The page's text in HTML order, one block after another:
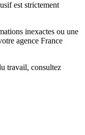
est strictement
inexactes ou une
agence France
travail, consultez